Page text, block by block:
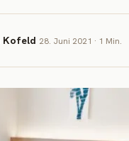
Kofeld 28. Juni 2021 · 1 Min.